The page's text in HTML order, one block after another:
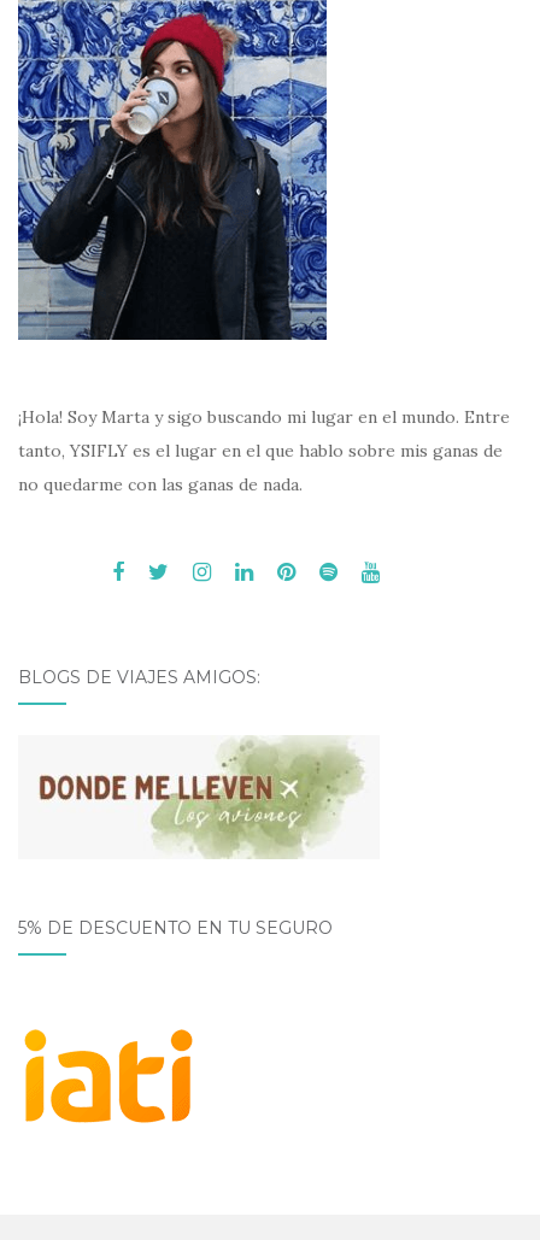
¡Hola! Soy Marta y sigo buscando mi lugar en el mundo. Entre
tanto, YSIFLY es el lugar en el que hablo sobre mis ganas de
no quedarme con las ganas de nada.
BLOGS DE VIAJES AMIGOS:
5% DE DESCUENTO EN TU SEGURO